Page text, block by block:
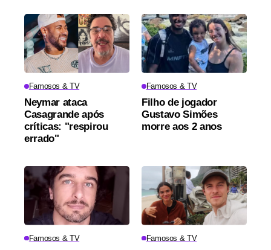
Famosos & TV
Neymar ataca
Casagrande após
críticas: "respirou
errado"
Famosos & TV
Filho de jogador
Gustavo Simões
morre aos 2 anos
Famosos & TV Famosos & TV